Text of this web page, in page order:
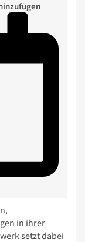
in ihrer
setzt dabei